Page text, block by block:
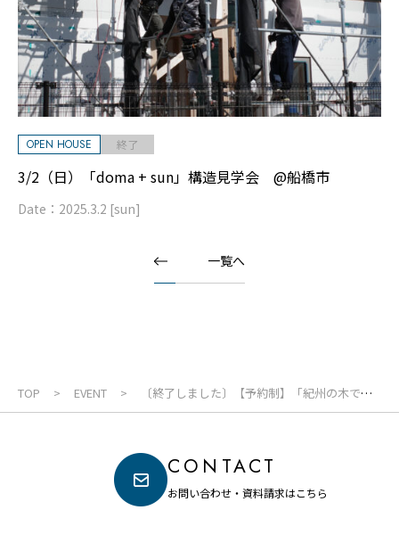
3/2（日）「doma + sun」構造見学会 @船橋市
Date： 2025.3.2 [sun]
OPEN HOUSE 終了
一覧へ
TOP EVENT
〔終了しました〕【予約制】「紀州の木でつ
くる住まい」大型パネル工場見学会
CONTACT
お問い合わせ・資料請求はこちら